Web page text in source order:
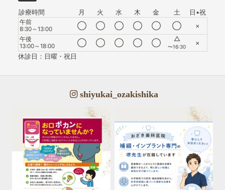
診療時間 月 火 水 木 金 土 日•祝
午前
8:30～13:00
◯ ◯ ◯ ◯ ◯ ◯ ×
午後
13:00～18:00
◯ ◯ ◯ ◯ ◯ △
〜16:30
×
休診日：日曜・祝日
shiyukai_ozakishika